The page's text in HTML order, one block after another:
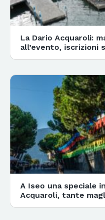
La Dario Acquaroli:
all’evento, iscrizioni
A Iseo una speciale
Acquaroli, tante